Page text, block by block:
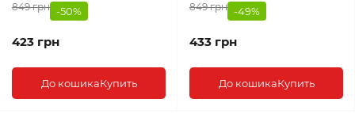
849 грн -50%
423 грн
До кошикаКупить
849 грн -49%
433 грн
До кошикаКупить